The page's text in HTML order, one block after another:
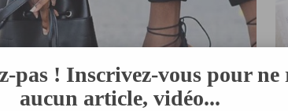
pas ! Inscrivez-vous pour ne
aucun article, vidéo...